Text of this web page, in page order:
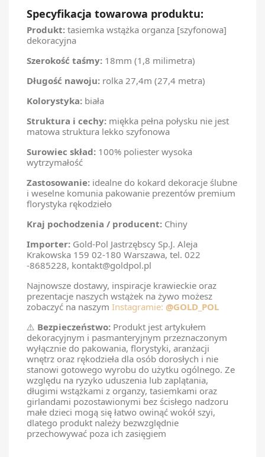
Specyfikacja towarowa produktu:
Produkt: tasiemka wstążka organza [szyfonowa]
dekoracyjna
Szerokość taśmy: 18mm (1,8 milimetra)
Długość nawoju: rolka 27,4m (27,4 metra)
Kolorystyka: biała
Struktura i cechy: miękka pełna połysku nie jest
matowa struktura lekko szyfonowa
Surowiec skład: 100% poliester wysoka
wytrzymałość
Zastosowanie: idealne do kokard dekoracje ślubne
i weselne komunia pakowanie prezentów premium
florystyka rękodzieło
Kraj pochodzenia / producent: Chiny
Importer: Gold-Pol Jastrzębscy Sp.J. Aleja
Krakowska 159 02-180 Warszawa, tel. 022
-8685228, kontakt@goldpol.pl
Najnowsze dostawy, inspiracje krawieckie oraz
prezentacje naszych wstążek na żywo możesz
zobaczyć na naszym Instagramie: @GOLD_POL
⚠️ Bezpieczeństwo: Produkt jest artykułem
dekoracyjnym i pasmanteryjnym przeznaczonym
wyłącznie do pakowania, florystyki, aranżacji
wnętrz oraz rękodzieła dla osób dorosłych i nie
stanowi gotowego wyrobu do użytku ogólnego. Ze
względu na ryzyko uduszenia lub zaplątania,
długimi wstążkami z organzy, tasiemkami oraz
girlandami pozostawionymi bez ścisłego nadzoru
małe dzieci mogą się łatwo owinąć wokół szyi,
dlatego produkt należy bezwzględnie
przechowywać poza ich zasięgiem